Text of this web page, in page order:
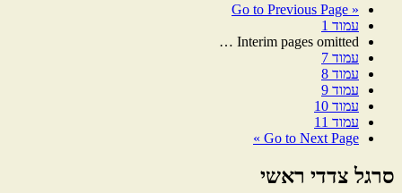
«
Go to Previous Page
עמוד
Interim pages omitted
…
עמוד
עמוד
עמוד
עמוד
עמוד
Go to Next Page »
סרגל צדדי ראשי